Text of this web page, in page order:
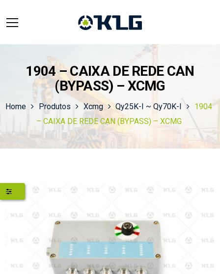
1904 – CAIXA DE REDE CAN
(BYPASS) – XCMG
Home Produtos Xcmg Qy25K-I ~ Qy70K-I
1904
– CAIXA DE REDE CAN (BYPASS) – XCMG